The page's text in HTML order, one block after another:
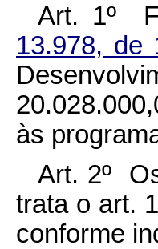
Art. 1º
13.978,
às
Art. 2º
trata o art.
conforme